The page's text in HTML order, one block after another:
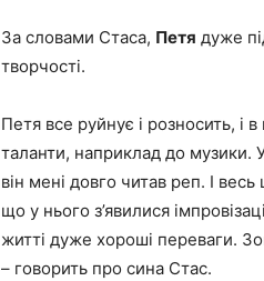
За словами Стаса, Петя дуже
творчості.
Петя все руйнує і розносить, і
таланти, наприклад до музики.
він мені довго читав реп. І
що у нього з’явилися
житті дуже хороші переваги.
– говорить про сина Стас.